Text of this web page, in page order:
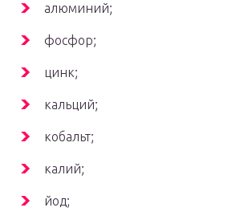
алюминий;
фосфор;
цинк;
кальций;
кобальт;
калий;
йод;